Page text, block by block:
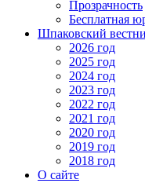
Прозрачность
Бесплатная
Шпаковский
2026 год
2025 год
2024 год
2023 год
2022 год
2021 год
2020 год
2019 год
2018 год
О сайте